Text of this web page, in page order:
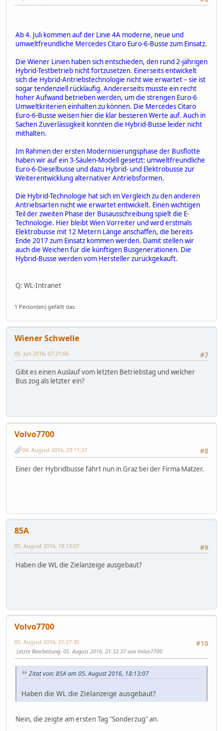
Ab 4. Juli kommen auf der Linie 4A moderne, neue und
umweltfreundliche Mercedes Citaro Euro-6-Busse zum Einsatz.
Die Wiener Linien haben sich entschieden, den rund 2-jährigen
Hybrid-Testbetrieb nicht fortzusetzen. Einerseits entwickelt
sich die Hybrid-Antriebstechnologie nicht wie erwartet – sie ist
sogar tendenziell rückläufig. Andererseits musste ein recht
hoher Aufwand betrieben werden, um die strengen Euro-6
Umweltkriterien einhalten zu können. Die Mercedes Citaro
Euro-6-Busse weisen hier die klar besseren Werte auf. Auch in
Sachen Zuverlässigkeit konnten die Hybrid-Busse leider nicht
mithalten.
Im Rahmen der ersten Modernisierungsphase der Busflotte
haben wir auf ein 3-Säulen-Modell gesetzt: umweltfreundliche
Euro-6-Dieselbusse und dazu Hybrid- und Elektrobusse zur
Weiterentwicklung alternativer Antriebsformen.
Die Hybrid-Technologie hat sich im Vergleich zu den anderen
Antriebsarten nicht wie erwartet entwickelt. Einen wichtigen
Teil der zweiten Phase der Busausschreibung spielt die E-
Technologie. Hier bleibt Wien Vorreiter und wird erstmals
Elektrobusse mit 12 Metern Länge anschaffen, die bereits
Ende 2017 zum Einsatz kommen werden. Damit stellen wir
auch die Weichen für die künftigen Busgenerationen. Die
Hybrid-Busse werden vom Hersteller zurückgekauft.
Q: WL-Intranet
1 Person(en) gefällt das.
Wiener Schwelle
#7
05. Juli 2016, 07:21:06
Gibt es einen Auslauf vom letzten Betriebstag und welcher
Bus zog als letzter ein?
Volvo7700
#8
04. August 2016, 23:11:37
Einer der Hybridbusse fährt nun in Graz bei der Firma Matzer.
85A
#9
05. August 2016, 18:13:07
Haben die WL die Zielanzeige ausgebaut?
Volvo7700
#10
05. August 2016, 21:27:30
Letzte Bearbeitung: 05. August 2016, 21:32:37 von Volvo7700
Zitat von: 85A am 05. August 2016, 18:13:07
Haben die WL die Zielanzeige ausgebaut?
Nein, die zeigte am ersten Tag "Sonderzug" an.